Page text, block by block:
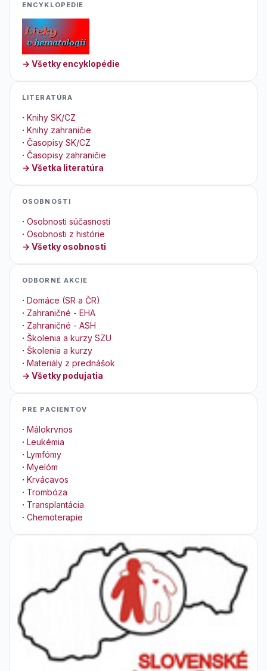
ENCYKLOPEDIE
→ Všetky encyklopédie
LITERATÚRA
· Knihy SK/CZ
· Knihy zahraničie
· Časopisy SK/CZ
· Časopisy zahraničie
→ Všetka literatúra
OSOBNOSTI
· Osobnosti súčasnosti
· Osobnosti z histórie
→ Všetky osobnosti
ODBORNÉ AKCIE
· Domáce (SR a ČR)
· Zahraničné - EHA
· Zahraničné - ASH
· Školenia a kurzy SZU
· Školenia a kurzy
· Materiály z prednášok
→ Všetky podujatia
PRE PACIENTOV
· Málokrvnos
· Leukémia
· Lymfómy
· Myelóm
· Krvácavos
· Trombóza
· Transplantácia
· Chemoterapie